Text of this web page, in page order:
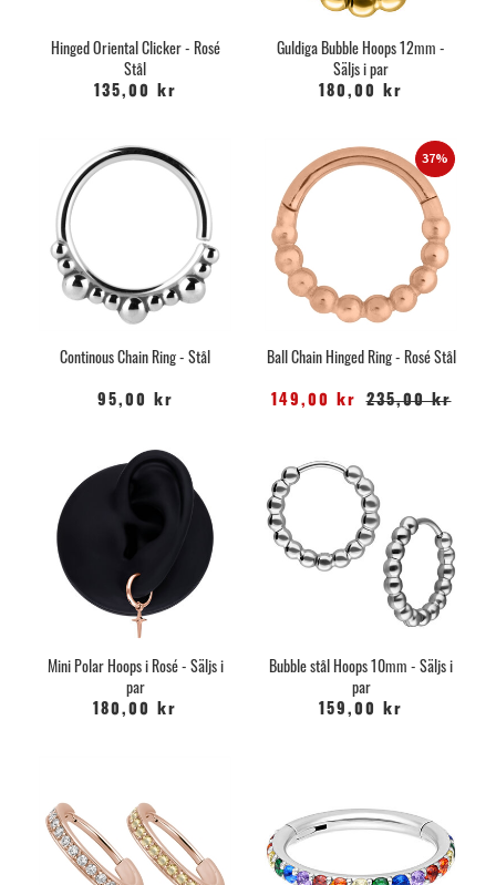
Hinged Oriental Clicker - Rosé
Stål
135,00 kr
Guldiga Bubble Hoops 12mm -
Säljs i par
180,00 kr
Continous Chain Ring - Stål
95,00 kr
37%
Ball Chain Hinged Ring - Rosé Stål
149,00 kr 235,00 kr
Mini Polar Hoops i Rosé - Säljs i
par
180,00 kr
Bubble stål Hoops 10mm - Säljs i
par
159,00 kr